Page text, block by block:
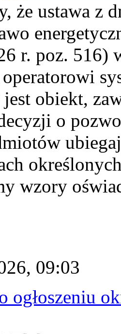
że ustawa z
r. poz. 516)
jest obiekt,
o
wzory
09:03
ogłoszeniu